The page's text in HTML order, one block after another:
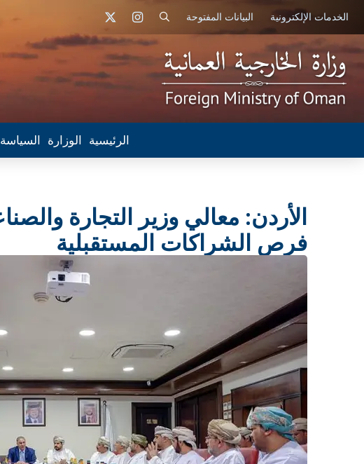
الخدمات الإلكترونية البيانات المفتوحة
الوزارة الرئيسية
الأردن: معالي وزير التجارة
فرص الشراكات المستقبلية